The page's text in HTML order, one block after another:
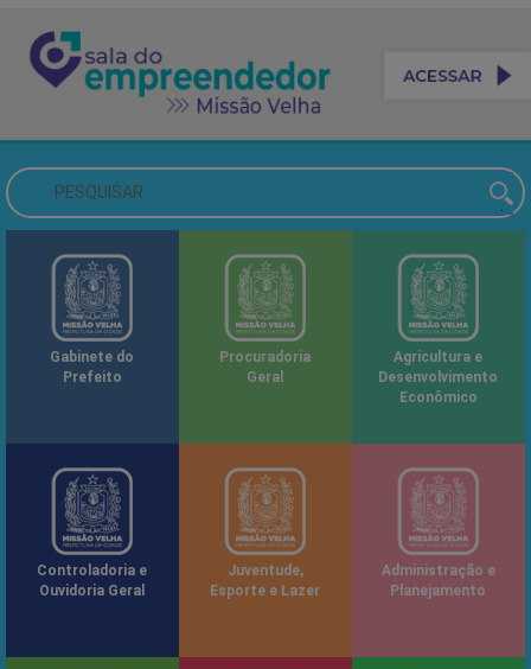
Gabinete do
Prefeito
Procuradoria
Geral
Agricultura e
Desenvolvimento
Econômico
Controladoria e
Ouvidoria Geral
Juventude,
Esporte e Lazer
Administração e
Planejamento